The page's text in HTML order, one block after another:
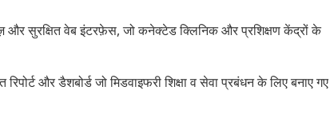
और सुरक्षित वेब इंटरफ़ेस, जो कनेक्टेड क्लिनिक और प्रशिक्षण केंद्रों के
रिपोर्ट और डैशबोर्ड जो मिडवाइफरी शिक्षा व सेवा प्रबंधन के लिए बनाए गए